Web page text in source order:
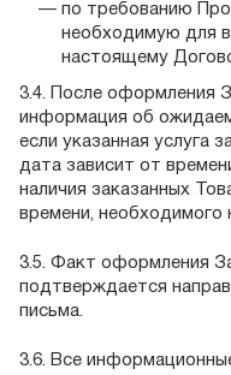
по требованию
необходимую для
настоящему
3.4. После оформления
информация об
если указанная услуга
дата зависит от
наличия заказанных
времени, необходимого
3.5. Факт оформления
подтверждается
письма.
3.6. Все